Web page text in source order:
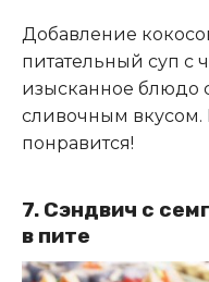
Добавление
питательный суп с
изысканное блюдо
сливочным вкусом.
понравится!
7. Сэндвич с
в пите